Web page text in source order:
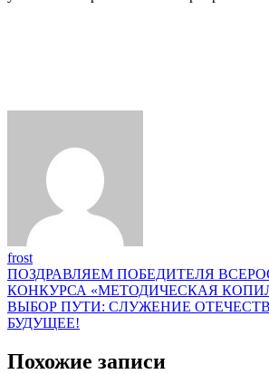
frost
Навигация
по
записям
ПОЗДРАВЛЯЕМ ПОБЕДИТЕЛЯ
КОНКУРСА «МЕТОДИЧЕСКАЯ
ВЫБОР ПУТИ: СЛУЖЕНИЕ
БУДУЩЕЕ!
Похожие записи